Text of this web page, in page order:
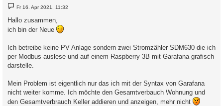
B
e
i
t
r
Fr 16. Apr 2021, 11:32
Hallo zusammen,
ich bin der Neue
Ich betreibe keine PV Anlage sondern zwei Stromzähler SDM630 die ich
per Modbus auslese und auf einem Raspberry 3B mit Garafana grafisch
darstelle.
Mein Problem ist eigentlich nur das ich mit der Syntax von Garafana
nicht weiter komme. Ich möchte den Gesamtverbauch Wohnung und
den Gesamtverbrauch Keller addieren und anzeigen, mehr nicht